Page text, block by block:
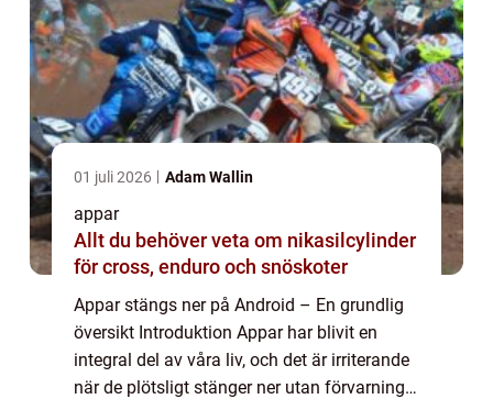
01 juli 2026 Adam Wallin
appar
Allt du behöver veta om nikasilcylinder
för cross, enduro och snöskoter
Appar stängs ner på Android – En grundlig
översikt Introduktion Appar har blivit en
integral del av våra liv, och det är irriterande
när de plötsligt stänger ner utan förvarning.